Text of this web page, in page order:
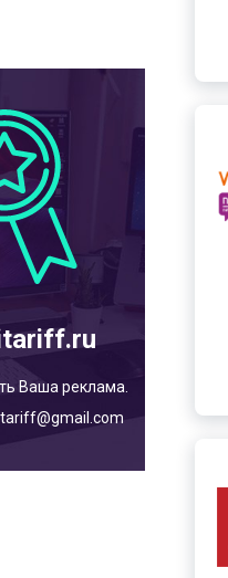
Ваша реклама.